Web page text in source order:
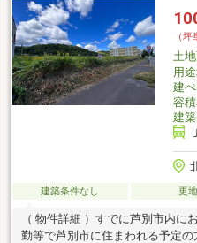
（坪
土
用
建
容
建
建築条件なし 更地
（ 物件詳細 ）すでに芦別市内
勤等で芦別市に住まわれる予定の